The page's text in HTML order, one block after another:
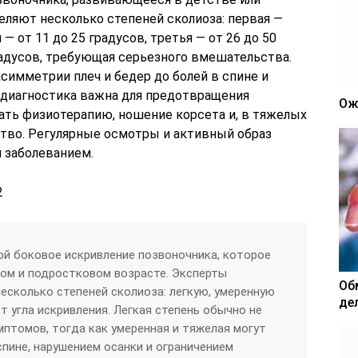
несколько степеней сколиоза: первая —
от 11 до 25 градусов, третья — от 26 до 50
требующая серьезного вмешательства.
плеч и бедер до болей в спине и
важна для предотвращения
физиотерапию, ношение корсета и, в тяжелых
Регулярные осмотры и активный образ
боковое искривление позвоночника, которое
и подростковом возрасте. Эксперты
степеней сколиоза: легкую, умеренную
искривления. Легкая степень обычно не
тогда как умеренная и тяжелая могут
нарушением осанки и ограничением